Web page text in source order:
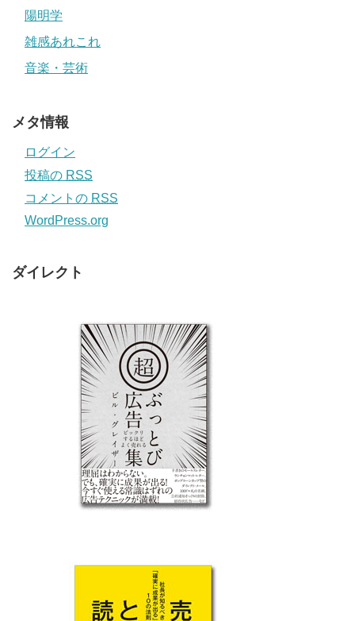
陽明学
雑感あれこれ
音楽・芸術
メタ情報
ログイン
投稿の RSS
コメントの RSS
WordPress.org
ダイレクト